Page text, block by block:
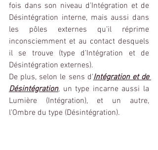
fois dans son niveau d’Intégration et de
Désintégration interne, mais aussi dans
les pôles externes qu’il réprime
inconsciemment et au contact desquels
il se trouve (type d’Intégration et de
Désintégration externes).
De plus, selon le sens d'Intégration et de
Désintégration, un type incarne aussi la
Lumière (Intégration), et un autre,
l'Ombre du type (Désintégration).